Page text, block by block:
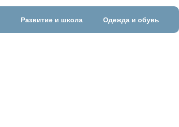
Развитие и школа Одежда и обувь